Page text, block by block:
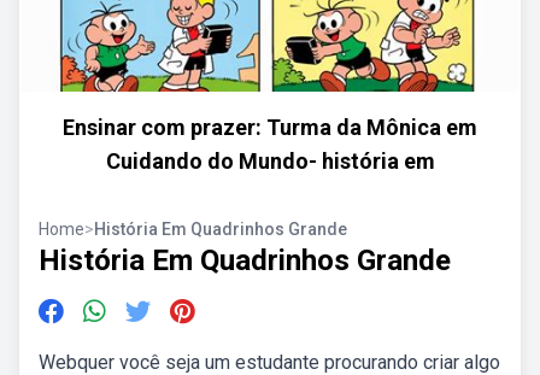
Ensinar com prazer: Turma da Mônica em
Cuidando do Mundo- história em
Home>História Em Quadrinhos Grande
História Em Quadrinhos Grande
Webquer você seja um estudante procurando criar algo